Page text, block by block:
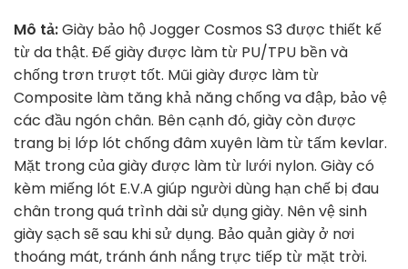
Mô tả:Giày bảo hộ Jogger Cosmos S3 được thiết kế
từ da thật. Đế giày được làm từ PU/TPU bền và
chống trơn trượt tốt. Mũi giày được làm từ
Composite làm tăng khả năng chống va đập, bảo vệ
các đầu ngón chân. Bên cạnh đó, giày còn được
trang bị lớp lót chống đâm xuyên làm từ tấm kevlar.
Mặt trong của giày được làm từ lưới nylon. Giày có
kèm miếng lót E.V.A giúp người dùng hạn chế bị đau
chân trong quá trình dài sử dụng giày. Nên vệ sinh
giày sạch sẽ sau khi sử dụng. Bảo quản giày ở nơi
thoáng mát, tránh ánh nắng trực tiếp từ mặt trời.